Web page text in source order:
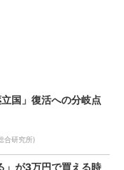
立国」復活への分岐点
合研究所)
」が3万円で買える時